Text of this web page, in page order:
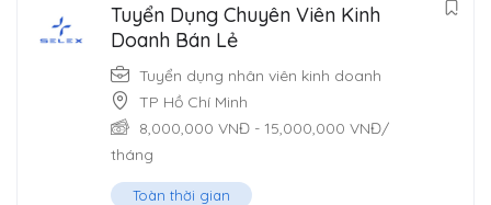
Tuyển Dụng Chuyên Viên Kinh
Doanh Bán Lẻ
Tuyển dụng nhân viên kinh doanh
TP Hồ Chí Minh
8,000,000 VNĐ - 15,000,000 VNĐ/
tháng
Toàn thời gian